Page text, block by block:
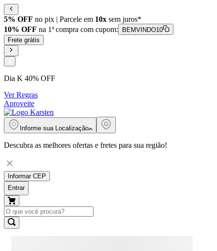
5% OFF no pix | Parcele em 10x sem juros*
10% OFF na 1ª compra com cupom:
BEMVINDO10
Frete grátis
Dia K 40% OFF
Ver Regras
Aproveite
Informe sua Localização
Descubra as melhores ofertas e fretes para sua região!
Informar CEP
Entrar